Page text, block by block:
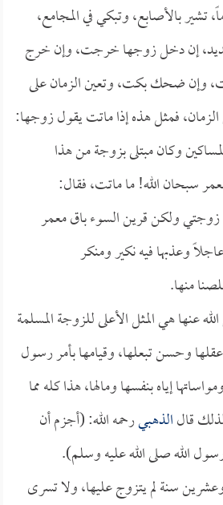
تشير بالأصابع، وتبكي في المجامع،
إن دخل زوجها خرجت، وإن خرج
ضحك بكت، وتعين الزمان على
الزمان، فمثل هذه إذا ماتت يقول زوجها:
وكان مبتلى بزوجة من هذا
سبحان الله! ما ماتت، فقال:
ولكن قرين السوء باق معمر
وعذبها فيه نكير ومنكر
منها.
عنها هي المثل الأعلى للزوجة المسلمة
عقلها وحسن تبعلها، وقيامها بأمر رسول
إياه بنفسها ومالها، هذا كله مما
قالالذهبيرحمه الله: (أجزم أن
الله صلى الله عليه وسلم).
سنة لم يتزوج عليها، ولا تسرى